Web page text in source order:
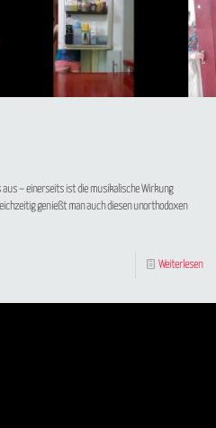
aus – einerseits ist die musikalische Wirkung
genießt man auch diesen unorthodoxen
Weiterlesen